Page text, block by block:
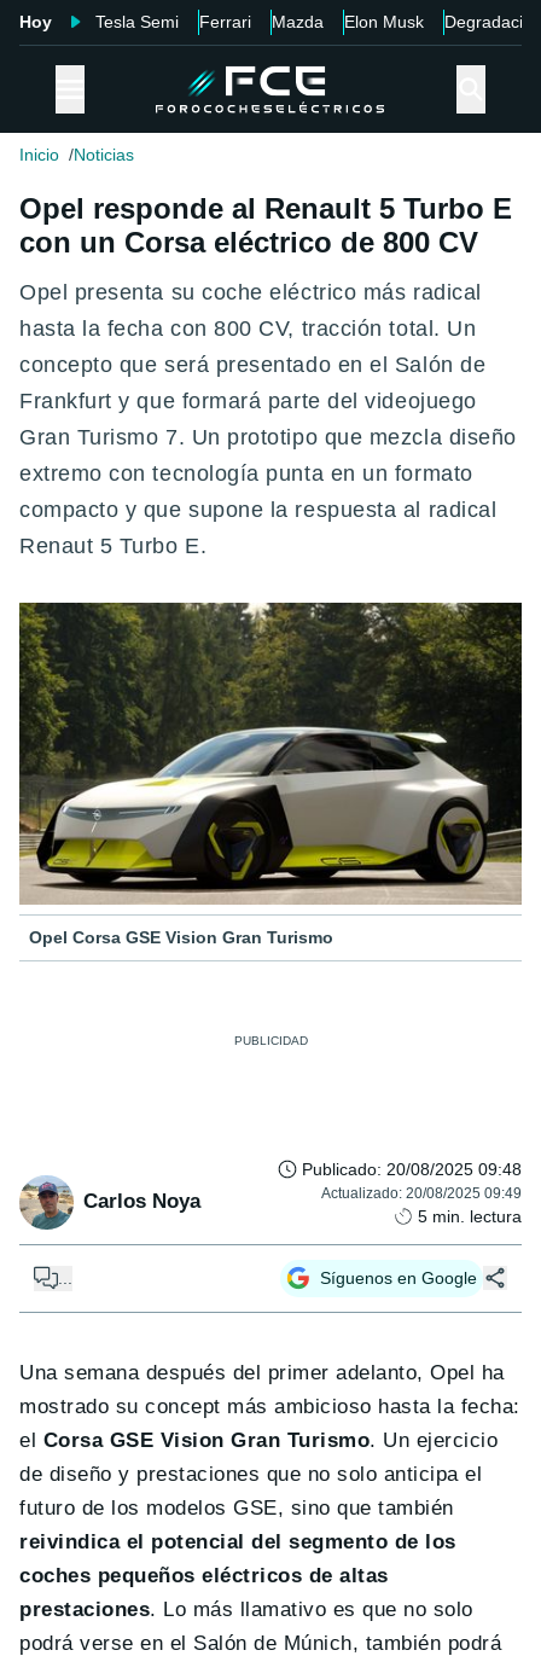
Hoy Tesla Semi Ferrari Mazda Elon Musk Degradación
Inicio Noticias
Opel responde al Renault 5 Turbo E
con un Corsa eléctrico de 800 CV
Opel presenta su coche eléctrico más radical
hasta la fecha con 800 CV, tracción total. Un
concepto que será presentado en el Salón de
Frankfurt y que formará parte del videojuego
Gran Turismo 7. Un prototipo que mezcla diseño
extremo con tecnología punta en un formato
compacto y que supone la respuesta al radical
Renaut 5 Turbo E.
Opel Corsa GSE Vision Gran Turismo
Carlos Noya
Publicado: 20/08/2025 09:48
Actualizado: 20/08/2025 09:49
5 min. lectura
Síguenos en Google
Una semana después del primer adelanto, Opel ha
mostrado su concept más ambicioso hasta la fecha:
el Corsa GSE Vision Gran Turismo. Un ejercicio
de diseño y prestaciones que no solo anticipa el
futuro de los modelos GSE, sino que también
reivindica el potencial del segmento de los
coches pequeños eléctricos de altas
prestaciones. Lo más llamativo es que no solo
podrá verse en el Salón de Múnich, también podrá